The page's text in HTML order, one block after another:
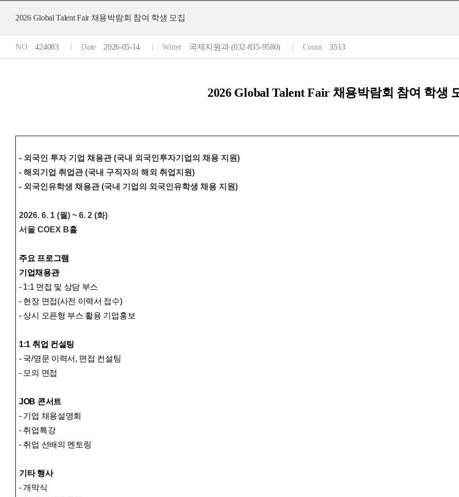
2026 Global Talent Fair 채용박람회 참여 학생 모집
NO 424083 Date 2026-05-14 Writer 국제지원과 (032-835-9580) Count 3513
2026 Global Talent Fair 채용박람회 참여 학생
- 외국인 투자 기업 채용관 (국내 외국인투자기업의 채용 지원)
- 해외기업 취업관 (국내 구직자의 해외 취업지원)
- 외국인유학생 채용관 (국내 기업의 외국인유학생 채용 지원)
2026. 6. 1 (월) ~ 6. 2 (화)
서울 COEX B홀
주요 프로그램
기업채용관
- 1:1 면접 및 상담 부스
- 현장 면접(사전 이력서 접수)
- 상시 오픈형 부스 활용 기업홍보
1:1 취업 컨설팅
- 국/영문 이력서, 면접 컨설팅
- 모의 면접
JOB 콘서트
- 기업 채용설명회
- 취업특강
- 취업 선배의 멘토링
기타 행사
- 개막식